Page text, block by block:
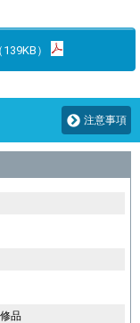
139KB）
注意事項
品